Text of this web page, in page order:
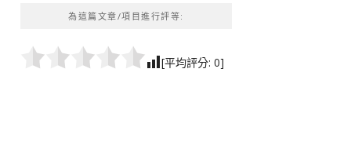
為這篇文章/項目進行評等:
[平均評分: 0]